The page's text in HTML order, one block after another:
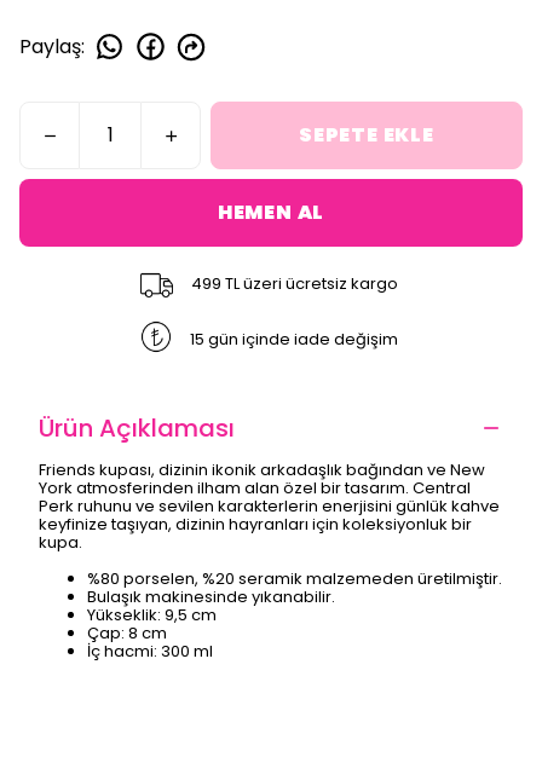
Paylaş:
SEPETE EKLE
HEMEN AL
499 TL üzeri ücretsiz kargo
15 gün içinde iade değişim
Ürün Açıklaması
Friends kupası, dizinin ikonik arkadaşlık bağından ve New
York atmosferinden ilham alan özel bir tasarım. Central
Perk ruhunu ve sevilen karakterlerin enerjisini günlük kahve
keyfinize taşıyan, dizinin hayranları için koleksiyonluk bir
kupa.
%80 porselen, %20 seramik malzemeden üretilmiştir.
Bulaşık makinesinde yıkanabilir.
Yükseklik: 9,5 cm
Çap: 8 cm
İç hacmi: 300 ml